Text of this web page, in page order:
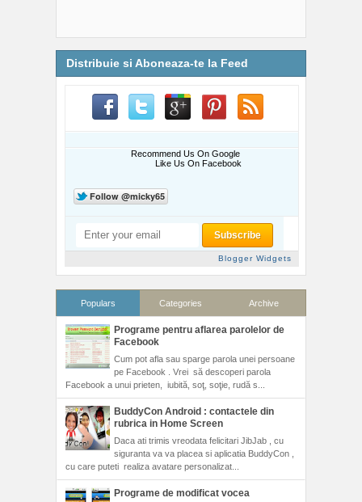
Distribuie si Aboneaza-te la Feed
Recommend Us On Google
Like Us On Facebook
Blogger Widgets
Populars Categories Archive
Programe pentru aflarea parolelor de
Facebook
Cum pot afla sau sparge parola unei persoane
pe Facebook . Vrei să descoperi parola
Facebook a unui prieten, iubită, soţ, soţie, rudă s...
BuddyCon Android : contactele din
rubrica in Home Screen
Daca ati trimis vreodata felicitari JibJab , cu
siguranta va va placea si aplicatia BuddyCon ,
cu care puteti realiza avatare personalizat...
Programe de modificat vocea